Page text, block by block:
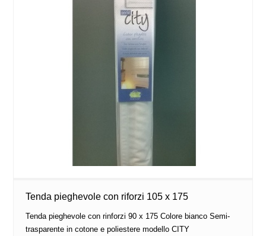
Tenda pieghevole con riforzi 105 x 175
Tenda pieghevole con rinforzi 90 x 175 Colore bianco Semi-
trasparente in cotone e poliestere modello CITY